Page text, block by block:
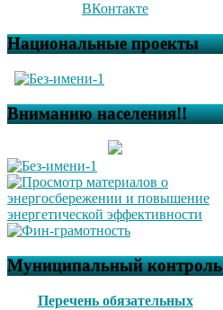
ВКонтакте
Национальные проекты
Вниманию населения!!
Муниципальный контроль
Перечень обязательных